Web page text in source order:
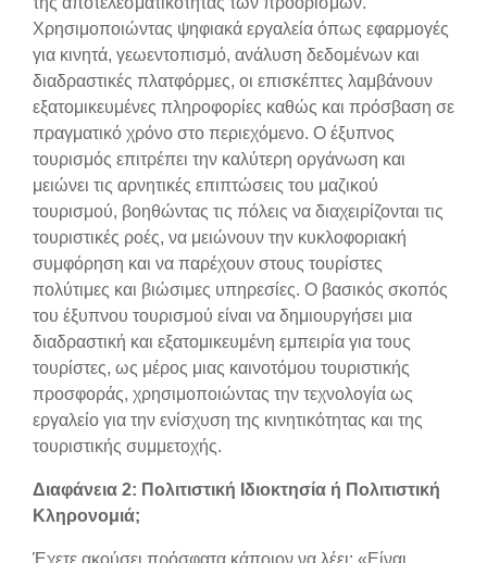
Χρησιμοποιώντας ψηφιακά εργαλεία όπως εφαρμογές
για κινητά, γεωεντοπισμό, ανάλυση δεδομένων και
διαδραστικές πλατφόρμες, οι επισκέπτες λαμβάνουν
εξατομικευμένες πληροφορίες καθώς και πρόσβαση σε
πραγματικό χρόνο στο περιεχόμενο. Ο έξυπνος
τουρισμός επιτρέπει την καλύτερη οργάνωση και
μειώνει τις αρνητικές επιπτώσεις του μαζικού
τουρισμού, βοηθώντας τις πόλεις να διαχειρίζονται τις
τουριστικές ροές, να μειώνουν την κυκλοφοριακή
συμφόρηση και να παρέχουν στους τουρίστες
πολύτιμες και βιώσιμες υπηρεσίες. Ο βασικός σκοπός
του έξυπνου τουρισμού είναι να δημιουργήσει μια
διαδραστική και εξατομικευμένη εμπειρία για τους
τουρίστες, ως μέρος μιας καινοτόμου τουριστικής
προσφοράς, χρησιμοποιώντας την τεχνολογία ως
εργαλείο για την ενίσχυση της κινητικότητας και της
τουριστικής συμμετοχής.
Διαφάνεια 2: Πολιτιστική Ιδιοκτησία ή Πολιτιστική
Κληρονομιά;
Έχετε ακούσει πρόσφατα κάποιον να λέει: «Είναι